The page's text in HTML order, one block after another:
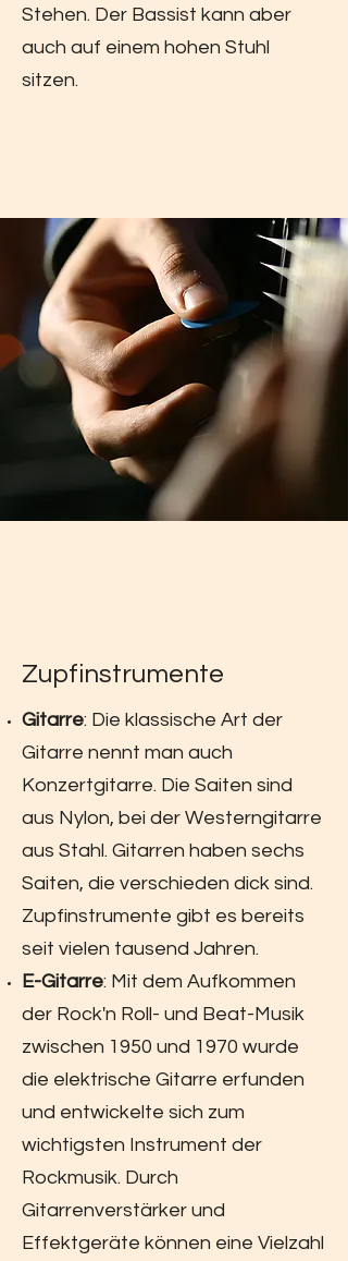
Stehen. Der Bassist kann aber
auch auf einem hohen Stuhl
sitzen.
Zupfinstrumente
Gitarre: Die klassische Art der
Gitarre nennt man auch
Konzertgitarre. Die Saiten sind
aus Nylon, bei der Westerngitarre
aus Stahl. Gitarren haben sechs
Saiten, die verschieden dick sind.
Zupfinstrumente gibt es bereits
seit vielen tausend Jahren.
E-Gitarre: Mit dem Aufkommen
der Rock'n Roll- und Beat-Musik
zwischen 1950 und 1970 wurde
die elektrische Gitarre erfunden
und entwickelte sich zum
wichtigsten Instrument der
Rockmusik. Durch
Gitarrenverstärker und
Effektgeräte können eine Vielzahl